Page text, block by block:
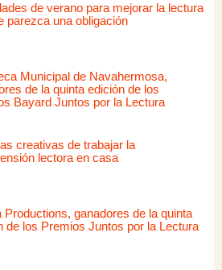
de verano para mejorar la lectura
parezca una obligación
Municipal de Navahermosa,
de la quinta edición de los
Bayard Juntos por la Lectura
creativas de trabajar la
lectora en casa
Productions, ganadores de la quinta
de los Premios Juntos por la Lectura